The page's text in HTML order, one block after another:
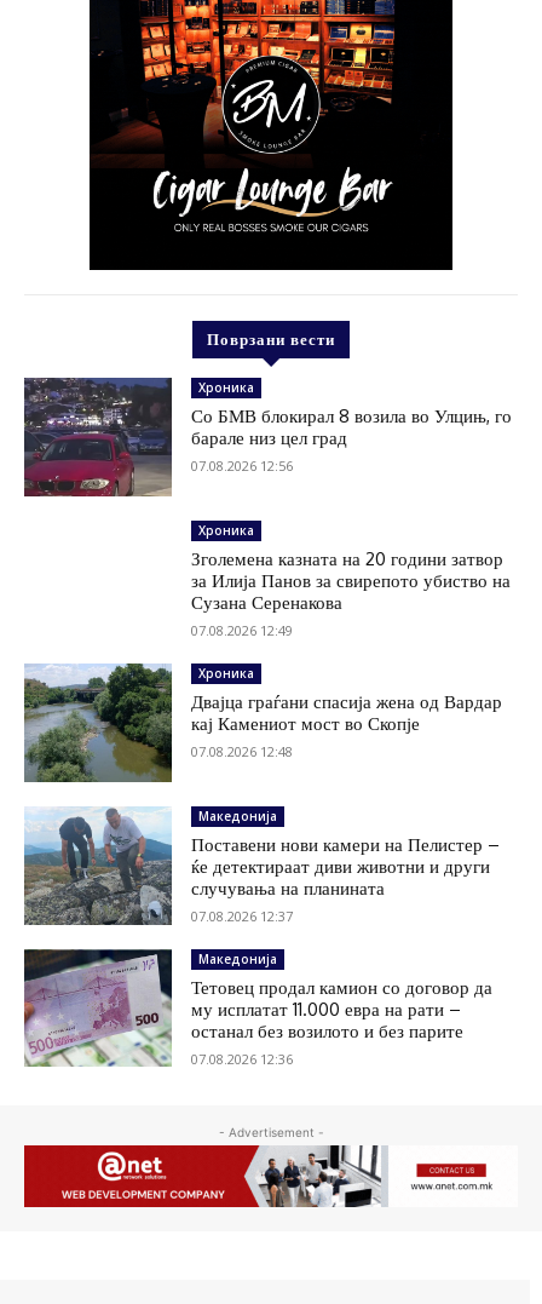
Поврзани вести
Хроника
Со БМВ блокирал 8 возила во Улцињ, го
барале низ цел град
07.08.2026 12:56
Хроника
Зголемена казната на 20 години затвор
за Илија Панов за свирепото убиство на
Сузана Серенакова
07.08.2026 12:49
Хроника
Двајца граѓани спасија жена од Вардар
кај Камениот мост во Скопје
07.08.2026 12:48
Македонија
Поставени нови камери на Пелистер –
ќе детектираат диви животни и други
случувања на планината
07.08.2026 12:37
Македонија
Тетовец продал камион со договор да
му исплатат 11.000 евра на рати –
останал без возилото и без парите
07.08.2026 12:36
- Advertisement -